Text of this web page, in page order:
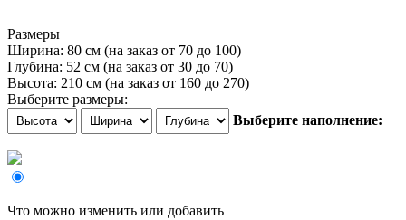
Размеры
Ширина: 80 см (на заказ от 70 до 100)
Глубина: 52 см (на заказ от 30 до 70)
Высота: 210 см (на заказ от 160 до 270)
Выберите размеры:
Выберите наполнение:
Что можно изменить или добавить